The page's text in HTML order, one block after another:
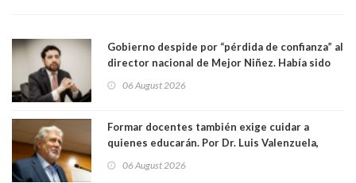
Gobierno despide por “pérdida de confianza” al
director nacional de Mejor Niñez. Había sido
06 August 2026
Formar docentes también exige cuidar a
quienes educarán. Por Dr. Luis Valenzuela,
Académicos U. Católica Silva Henríquez
06 August 2026